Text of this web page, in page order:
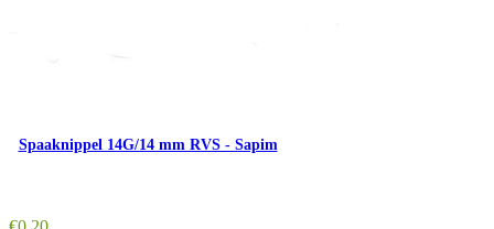
Spaaknippel 14G/14 mm RVS - Sapim